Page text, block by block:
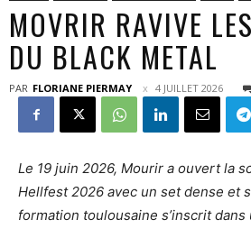
MOVRIR RAVIVE
DU BLACK METAL
PAR FLORIANE PIERMAY 4 JUILLET 2026
Le 19 juin 2026, Mourir a ouvert la
Hellfest 2026 avec un set dense et
formation toulousaine s’inscrit dans